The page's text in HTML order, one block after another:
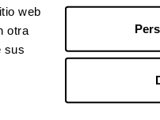
web
otra
sus